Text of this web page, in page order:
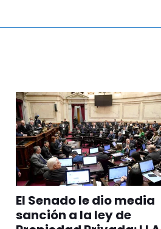
El Senado le dio media
sanción a la ley de